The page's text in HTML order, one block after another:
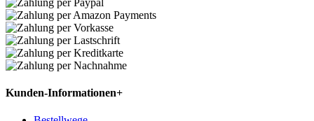
Kunden-Informationen+